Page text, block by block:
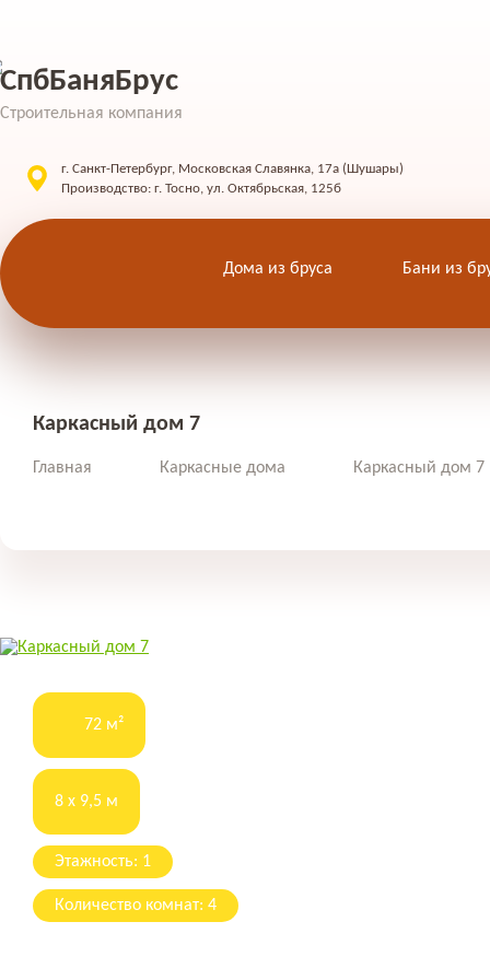
СпбБаняБрус
Строительная компания
г. Санкт-Петербург, Московская Славянка, 17а (Шушары)
Производство: г. Тосно, ул. Октябрьская, 125б
Дома из бруса Бани из
Каркасный дом 7
Главная Каркасные дома Каркасный дом 7
72 м²
8 x 9,5 м
Этажность: 1
Количество комнат: 4